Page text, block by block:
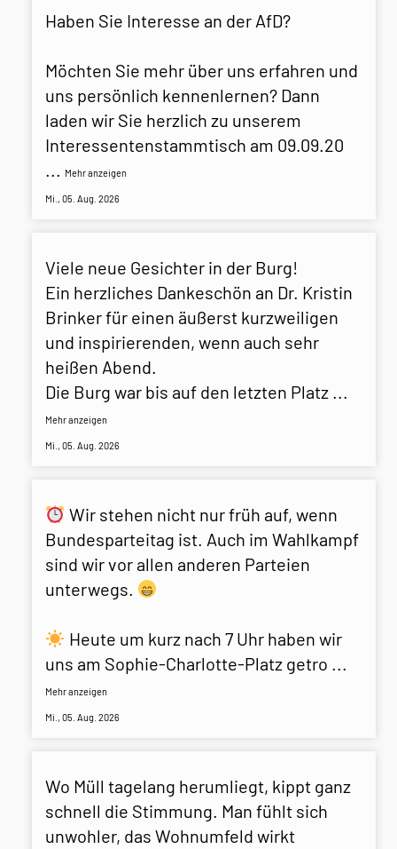
Haben Sie Interesse an der AfD?
Möchten Sie mehr über uns erfahren und
uns persönlich kennenlernen? Dann
laden wir Sie herzlich zu unserem
Interessentenstammtisch am 09.09.20
... Mehr anzeigen
Mi., 05. Aug. 2026
Viele neue Gesichter in der Burg!
Ein herzliches Dankeschön an Dr. Kristin
Brinker für einen äußerst kurzweiligen
und inspirierenden, wenn auch sehr
heißen Abend.
Die Burg war bis auf den letzten Platz ...
Mehr anzeigen
Mi., 05. Aug. 2026
Wir stehen nicht nur früh auf, wenn
Bundesparteitag ist. Auch im Wahlkampf
sind wir vor allen anderen Parteien
unterwegs.
Heute um kurz nach 7 Uhr haben wir
uns am Sophie-Charlotte-Platz getro ...
Mehr anzeigen
Mi., 05. Aug. 2026
Wo Müll tagelang herumliegt, kippt ganz
schnell die Stimmung. Man fühlt sich
unwohler, das Wohnumfeld wirkt